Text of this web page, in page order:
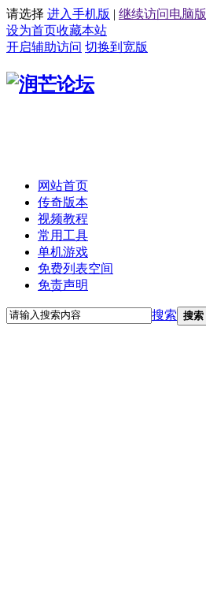
请选择 进入手机版 | 继续访问电脑版
设为首页收藏本站
开启辅助访问 切换到宽版
网站首页
传奇版本
视频教程
常用工具
单机游戏
免费列表空间
免责声明
搜索 搜索